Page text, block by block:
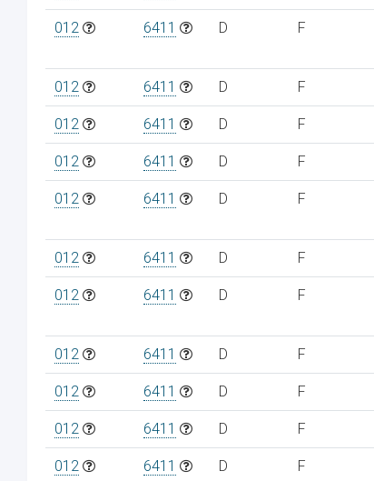
012 6411 D F
012 6411 D F
012 6411 D F
012 6411 D F
012 6411 D F
012 6411 D F
012 6411 D F
012 6411 D F
012 6411 D F
012 6411 D F
012 6411 D F